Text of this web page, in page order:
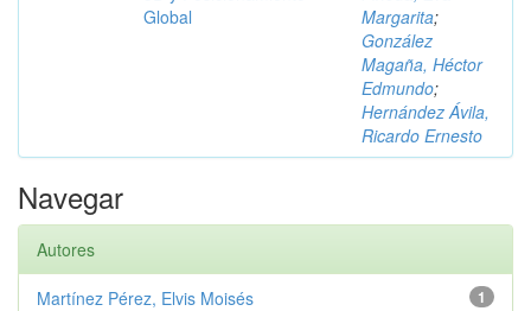
Global
Margarita;
González
Magaña, Héctor
Edmundo;
Hernández Ávila,
Ricardo Ernesto
Navegar
Autores
1
Martínez Pérez, Elvis Moisés